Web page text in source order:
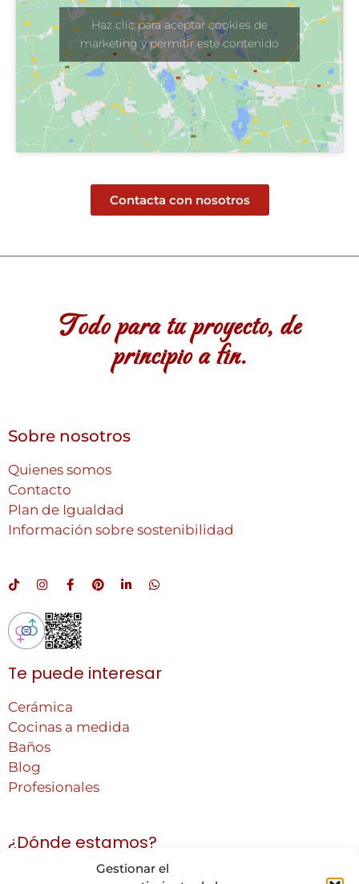
Gestionar el
Haz clic para aceptar cookies de
marketing y permitir este contenido
Contacta con nosotros
Todo para tu proyecto, de
principio a fin.
Sobre nosotros
Quienes somos
Contacto
Plan de Igualdad
Información sobre sostenibilidad
Te puede interesar
Cerámica
Cocinas a medida
Baños
Blog
Profesionales
¿Dónde estamos?